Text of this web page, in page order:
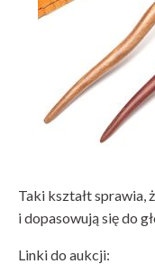
Taki kształt sprawia,
i dopasowują się do
Linki do aukcji: